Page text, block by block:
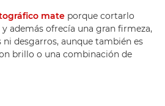
mate porque cortarlo
además ofrecía una gran firmeza,
desgarros, aunque también es
brillo o una combinación de